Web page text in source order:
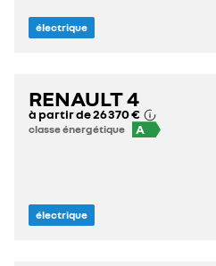
électrique
RENAULT 4
à partir de26 370 €
classe énergétique A
électrique